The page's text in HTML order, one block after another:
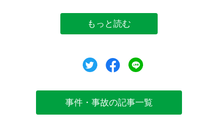
もっと読む
ツイートシェア
事件・事故の記事一覧